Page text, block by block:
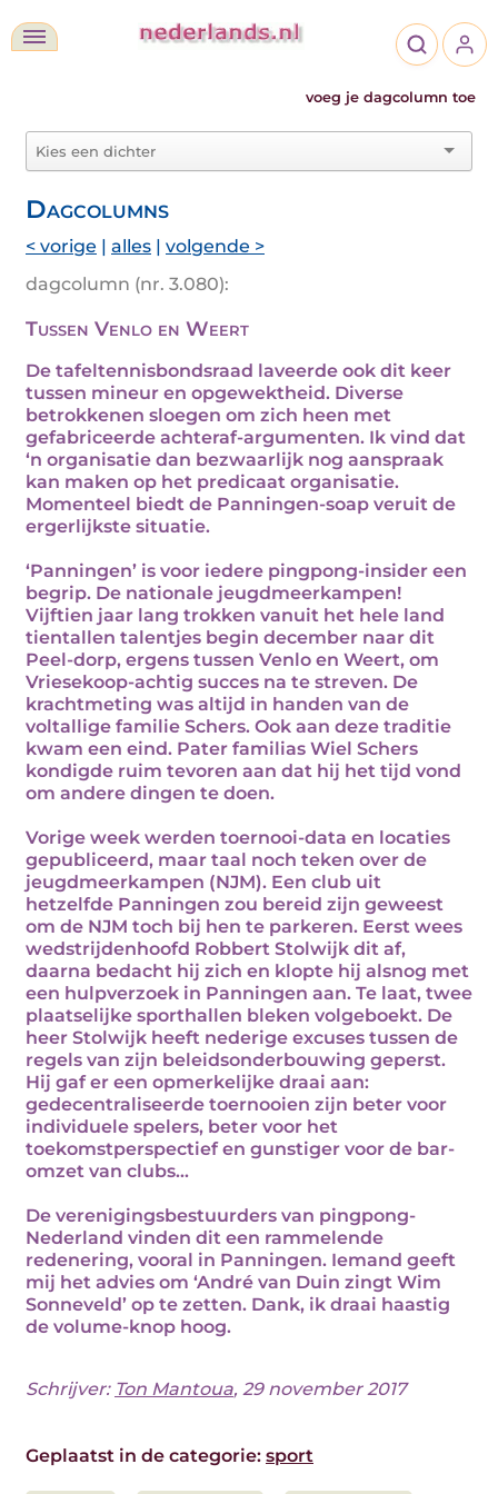
voeg je dagcolumn toe
Dagcolumns
< vorige | alles | volgende >
dagcolumn (nr. 3.080):
Tussen Venlo en Weert
De tafeltennisbondsraad laveerde ook dit keer
tussen mineur en opgewektheid. Diverse
betrokkenen sloegen om zich heen met
gefabriceerde achteraf-argumenten. Ik vind dat
‘n organisatie dan bezwaarlijk nog aanspraak
kan maken op het predicaat organisatie.
Momenteel biedt de Panningen-soap veruit de
ergerlijkste situatie.
‘Panningen’ is voor iedere pingpong-insider een
begrip. De nationale jeugdmeerkampen!
Vijftien jaar lang trokken vanuit het hele land
tientallen talentjes begin december naar dit
Peel-dorp, ergens tussen Venlo en Weert, om
Vriesekoop-achtig succes na te streven. De
krachtmeting was altijd in handen van de
voltallige familie Schers. Ook aan deze traditie
kwam een eind. Pater familias Wiel Schers
kondigde ruim tevoren aan dat hij het tijd vond
om andere dingen te doen.
Vorige week werden toernooi-data en locaties
gepubliceerd, maar taal noch teken over de
jeugdmeerkampen (NJM). Een club uit
hetzelfde Panningen zou bereid zijn geweest
om de NJM toch bij hen te parkeren. Eerst wees
wedstrijdenhoofd Robbert Stolwijk dit af,
daarna bedacht hij zich en klopte hij alsnog met
een hulpverzoek in Panningen aan. Te laat, twee
plaatselijke sporthallen bleken volgeboekt. De
heer Stolwijk heeft nederige excuses tussen de
regels van zijn beleidsonderbouwing geperst.
Hij gaf er een opmerkelijke draai aan:
gedecentraliseerde toernooien zijn beter voor
individuele spelers, beter voor het
toekomstperspectief en gunstiger voor de bar-
omzet van clubs...
De verenigingsbestuurders van pingpong-
Nederland vinden dit een rammelende
redenering, vooral in Panningen. Iemand geeft
mij het advies om ‘André van Duin zingt Wim
Sonneveld’ op te zetten. Dank, ik draai haastig
de volume-knop hoog.
Schrijver: Ton Mantoua, 29 november 2017
Geplaatst in de categorie: sport